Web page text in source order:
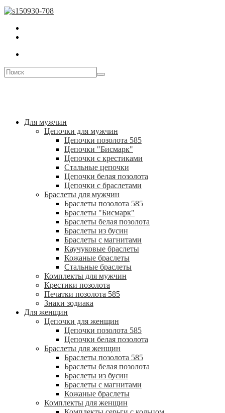
Для мужчин
Цепочки для мужчин
Цепочки позолота 585
Цепочки "Бисмарк"
Цепочки с крестиками
Стальные цепочки
Цепочки белая позолота
Цепочки с браслетами
Браслеты для мужчин
Браслеты позолота 585
Браслеты "Бисмарк"
Браслеты белая позолота
Браслеты из бусин
Браслеты с магнитами
Каучуковые браслеты
Кожаные браслеты
Стальные браслеты
Комплекты для мужчин
Крестики позолота
Печатки позолота 585
Знаки зодиака
Для женщин
Цепочки для женщин
Цепочки позолота 585
Цепочки белая позолота
Браслеты для женщин
Браслеты позолота 585
Браслеты белая позолота
Браслеты из бусин
Браслеты с магнитами
Кожаные браслеты
Комплекты для женщин